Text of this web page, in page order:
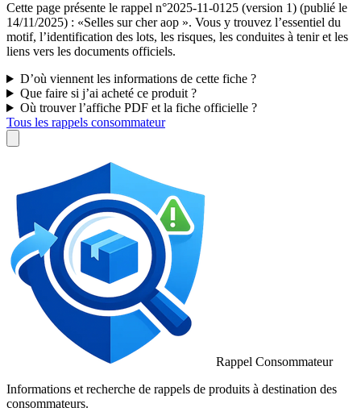
Cette page présente le rappel n°2025-11-0125 (version 1) (publié le
14/11/2025) : «Selles sur cher aop ». Vous y trouvez l’essentiel du
motif, l’identification des lots, les risques, les conduites à tenir et les
liens vers les documents officiels.
D’où viennent les informations de cette fiche ?
Que faire si j’ai acheté ce produit ?
Où trouver l’affiche PDF et la fiche officielle ?
Tous les rappels consommateur
Rappel Consommateur
Informations et recherche de rappels de produits à destination des
consommateurs.